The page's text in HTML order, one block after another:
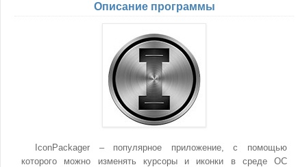
Описание программы
IconPackager – популярное приложение, с помощью
которого можно изменять курсоры и иконки в среде ОС